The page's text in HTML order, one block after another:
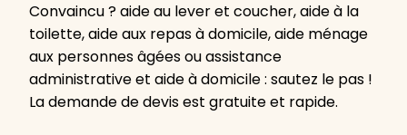
Convaincu ? aide au lever et coucher, aide à la
toilette, aide aux repas à domicile, aide ménage
aux personnes âgées ou assistance
administrative et aide à domicile : sautez le pas !
La demande de devis est gratuite et rapide.